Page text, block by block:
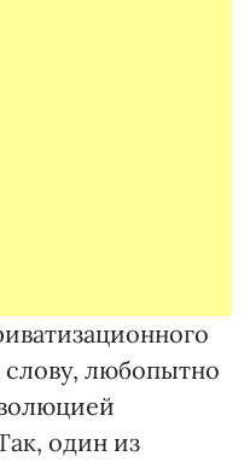
слову, любопытно
один из